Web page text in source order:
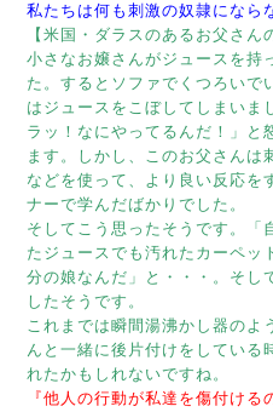
私たちは何も刺激の奴隷になら
【米国・ダラスのあるお父さん
小さなお嬢さんがジュースを持
た。するとソファでくつろいで
はジュースをこぼしてしまいま
ラッ！なにやってるんだ！」と
ます。しかし、このお父さんは
などを使って、より良い反応を
ナーで学んだばかりでした。
そしてこう思ったそうです。「
たジュースでも汚れたカーペッ
分の娘なんだ」と・・・。そし
したそうです。
これまでは瞬間湯沸かし器のよ
んと一緒に後片付けをしている
れたかもしれないですね。
『他人の行動が私達を傷付け